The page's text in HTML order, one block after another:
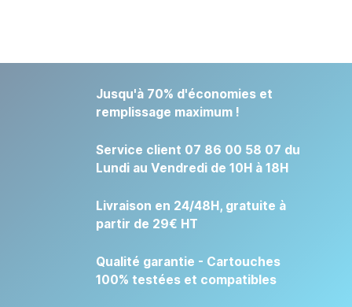
Jusqu'à 70% d'économies et
remplissage maximum !
Service client 07 86 00 58 07 du
Lundi au Vendredi de 10H à 18H
Livraison en 24/48H, gratuite à
partir de 29€ HT
Qualité garantie - Cartouches
100% testées et compatibles